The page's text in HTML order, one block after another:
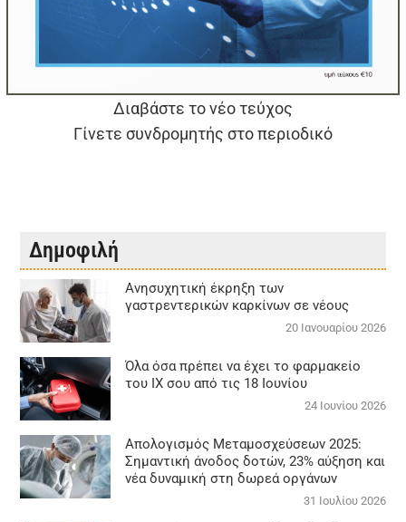
Διαβάστε το νέο τεύχος
Γίνετε συνδρομητής στο περιοδικό
Δημοφιλή
Aνησυχητική έκρηξη των
γαστρεντερικών καρκίνων σε νέους
20 Ιανουαρίου 2026
Όλα όσα πρέπει να έχει το φαρμακείο
του ΙΧ σου από τις 18 Ιουνίου
24 Ιουνίου 2026
Απολογισμός Μεταμοσχεύσεων 2025:
Σημαντική άνοδος δοτών, 23% αύξηση και
νέα δυναμική στη δωρεά οργάνων
31 Ιουλίου 2026